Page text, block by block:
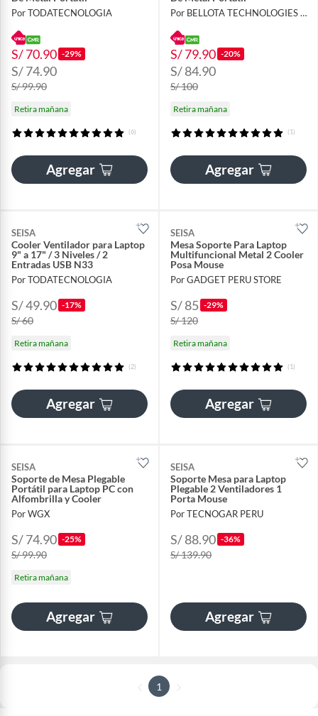
Por TODATECNOLOGIA
S/ 70.90 -29%
S/ 74.90
S/ 99.90
Retira mañana
(6)
Agregar
Por BELLOTA TECHNOLOGIES S.A.C
S/ 79.90 -20%
S/ 84.90
S/ 100
Retira mañana
(1)
Agregar
SEISA
Cooler Ventilador para Laptop
9" a 17" / 3 Niveles / 2
Entradas USB N33
Por TODATECNOLOGIA
S/ 49.90 -17%
S/ 60
Retira mañana
(2)
Agregar
SEISA
Mesa Soporte Para Laptop
Multifuncional Metal 2 Cooler
Posa Mouse
Por GADGET PERU STORE
S/ 85 -29%
S/ 120
Retira mañana
(1)
Agregar
SEISA
Soporte de Mesa Plegable
Portátil para Laptop PC con
Alfombrilla y Cooler
Por WGX
S/ 74.90 -25%
S/ 99.90
Retira mañana
Agregar
SEISA
Soporte Mesa para Laptop
Plegable 2 Ventiladores 1
Porta Mouse
Por TECNOGAR PERU
S/ 88.90 -36%
S/ 139.90
Agregar
1